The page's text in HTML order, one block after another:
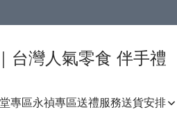
台灣人氣零食 伴手禮
專區永禎專區送禮服務送貨安排